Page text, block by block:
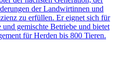
der Landwirtinnen und
zu erfüllen. Er eignet sich für
gemischte Betriebe und bietet
für Herden bis 800 Tieren.